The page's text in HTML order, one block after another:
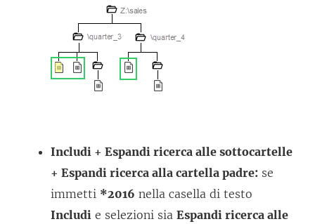
Includi + Espandi ricerca alle sottocartelle
+ Espandi ricerca alla cartella padre: se
immetti *2016 nella casella di testo
Includi e selezioni sia Espandi ricerca alle